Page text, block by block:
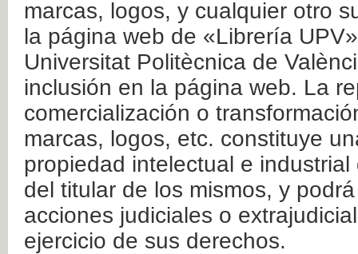
marcas, logos, y cualquier otro
la página web de «Librería
Universitat Politècnica de
inclusión en la página web. La
comercialización o
marcas, logos, etc. constituye
propiedad intelectual e
del titular de los mismos, y
acciones judiciales o
ejercicio de sus derechos.